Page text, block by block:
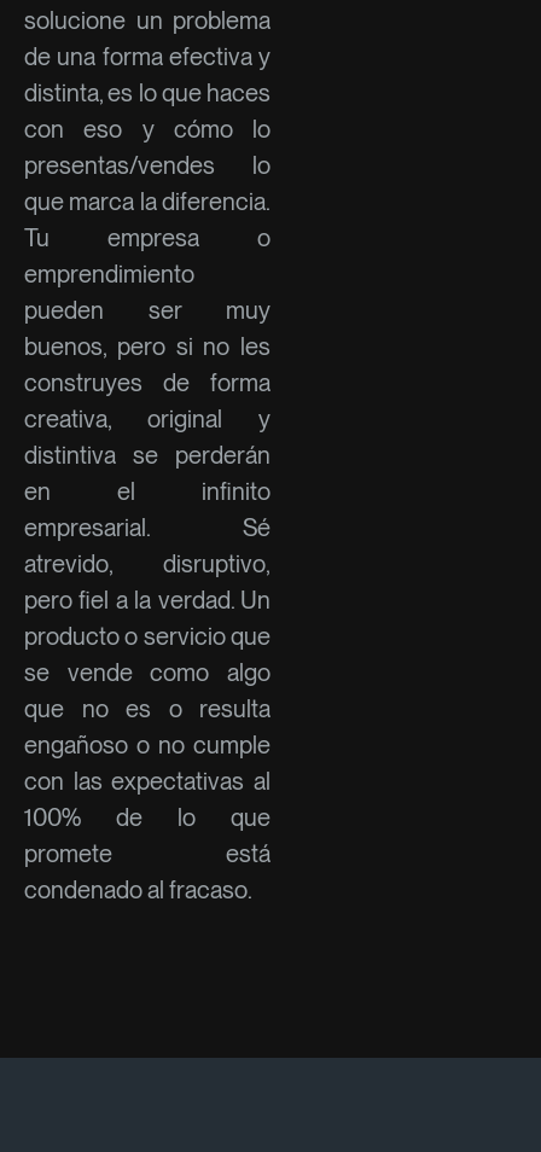
solucione un problema
de una forma efectiva y
distinta, es lo que haces
con eso y cómo lo
presentas/vendes lo
que marca la diferencia.
Tu empresa o
emprendimiento
pueden ser muy
buenos, pero si no les
construyes de forma
creativa, original y
distintiva se perderán
en el infinito
empresarial. Sé
atrevido, disruptivo,
pero fiel a la verdad. Un
producto o servicio que
se vende como algo
que no es o resulta
engañoso o no cumple
con las expectativas al
100% de lo que
promete está
condenado al fracaso.